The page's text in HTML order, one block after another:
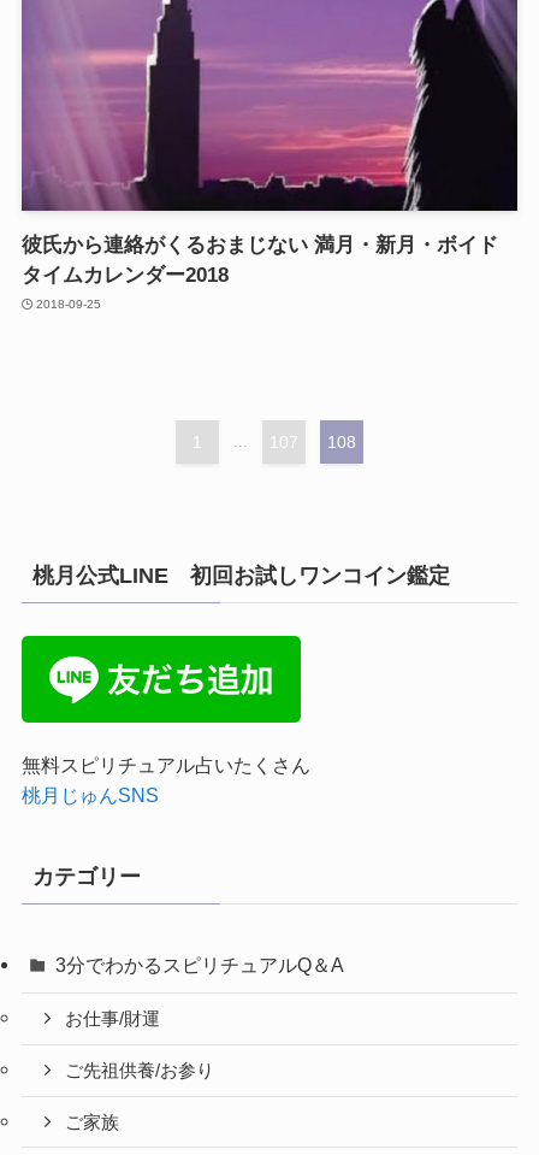
彼氏から連絡がくるおまじない 満月・新月・ボイド
タイムカレンダー2018
2018-09-25
1 107 108
桃月公式LINE 初回お試しワンコイン鑑定
無料スピリチュアル占いたくさん
桃月じゅんSNS
カテゴリー
3分でわかるスピリチュアルQ＆A
お仕事/財運
ご先祖供養/お参り
ご家族